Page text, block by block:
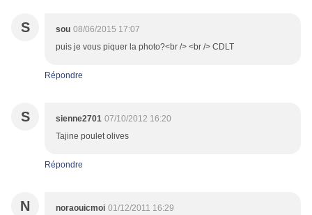
S sou 08/06/2015 17:07
puis je vous piquer la photo?<br /> <br /> CDLT
Répondre
S sienne2701 07/10/2012 16:20
Tajine poulet olives
Répondre
N noraouicmoi 01/12/2011 16:29